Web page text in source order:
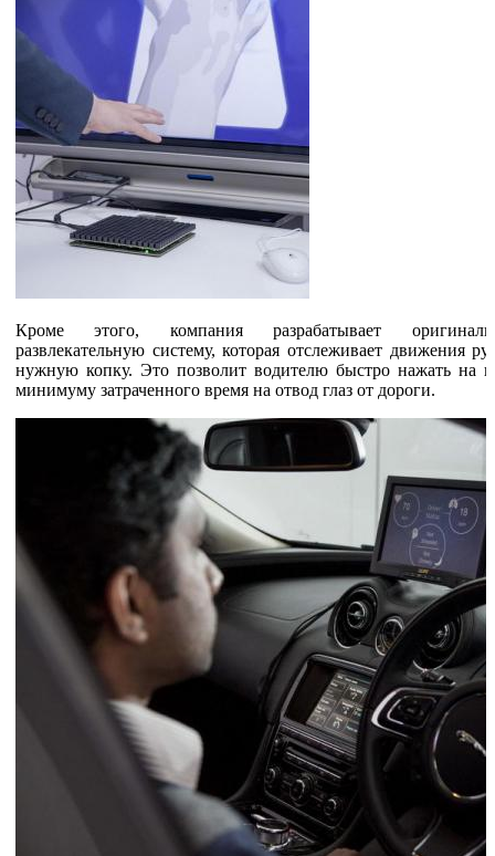
Кроме этого, компания разрабатывает
развлекательную систему, которая отслеживает движения
нужную копку. Это позволит водителю быстро нажать на
минимуму затраченного время на отвод глаз от дороги.